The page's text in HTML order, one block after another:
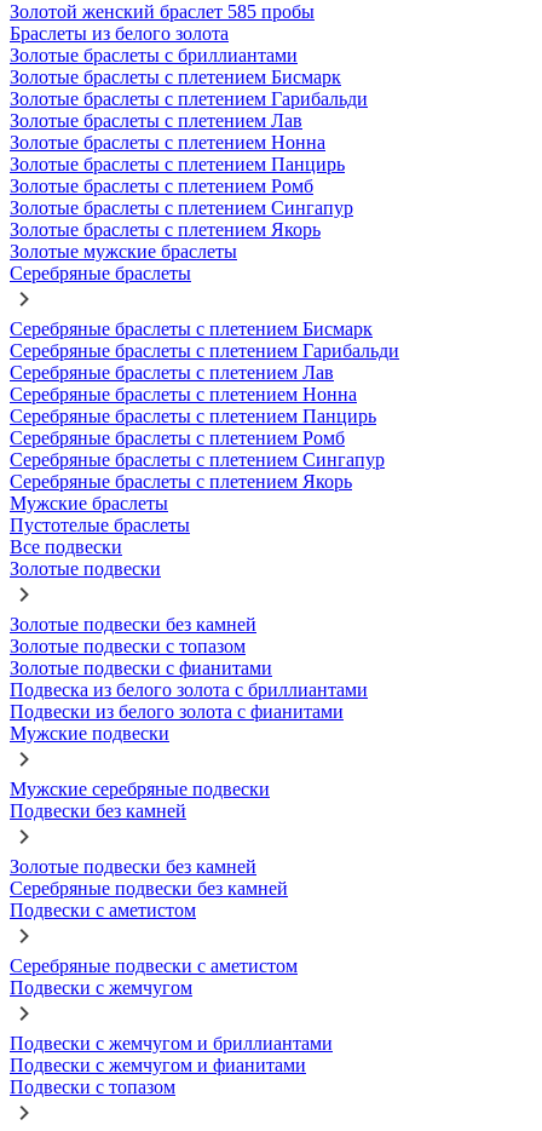
Золотой женский браслет 585 пробы
Браслеты из белого золота
Золотые браслеты с бриллиантами
Золотые браслеты с плетением Бисмарк
Золотые браслеты с плетением Гарибальди
Золотые браслеты с плетением Лав
Золотые браслеты с плетением Нонна
Золотые браслеты с плетением Панцирь
Золотые браслеты с плетением Ромб
Золотые браслеты с плетением Сингапур
Золотые браслеты с плетением Якорь
Золотые мужские браслеты
Серебряные браслеты
Серебряные браслеты с плетением Бисмарк
Серебряные браслеты с плетением Гарибальди
Серебряные браслеты с плетением Лав
Серебряные браслеты с плетением Нонна
Серебряные браслеты с плетением Панцирь
Серебряные браслеты с плетением Ромб
Серебряные браслеты с плетением Сингапур
Серебряные браслеты с плетением Якорь
Мужские браслеты
Пустотелые браслеты
Все подвески
Золотые подвески
Золотые подвески без камней
Золотые подвески с топазом
Золотые подвески с фианитами
Подвеска из белого золота с бриллиантами
Подвески из белого золота с фианитами
Мужские подвески
Мужские серебряные подвески
Подвески без камней
Золотые подвески без камней
Серебряные подвески без камней
Подвески с аметистом
Серебряные подвески с аметистом
Подвески с жемчугом
Подвески с жемчугом и бриллиантами
Подвески с жемчугом и фианитами
Подвески с топазом